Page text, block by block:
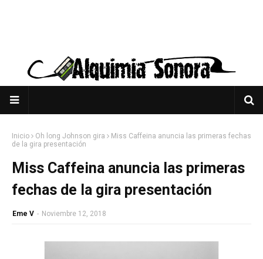
Inicio Oh long Johnson gira
Miss Caffeina anuncia las primeras fechas
de la gira presentación
Miss Caffeina anuncia las primeras
fechas de la gira presentación
Eme V - Noviembre 12, 2018